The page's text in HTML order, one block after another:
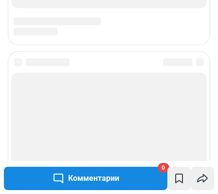
Комментарии
0